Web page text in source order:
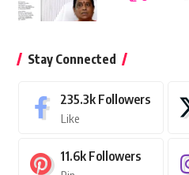
Stay Connected
235.3k Followers
Like
11.6k Followers